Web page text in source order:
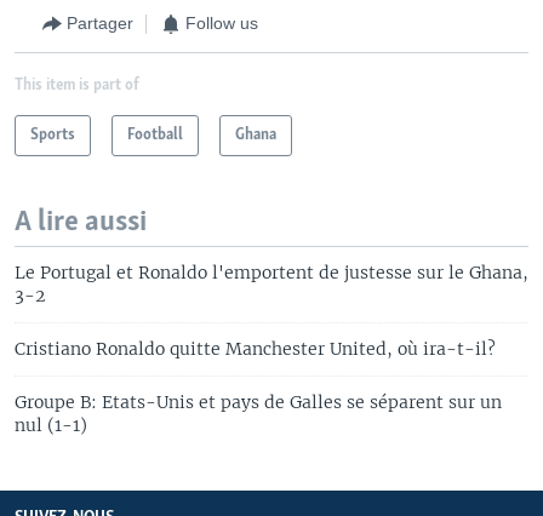
Partager Follow us
This item is part of
Sports Football Ghana
A lire aussi
Le Portugal et Ronaldo l'emportent de justesse sur le Ghana,
3-2
Cristiano Ronaldo quitte Manchester United, où ira-t-il?
Groupe B: Etats-Unis et pays de Galles se séparent sur un
nul (1-1)